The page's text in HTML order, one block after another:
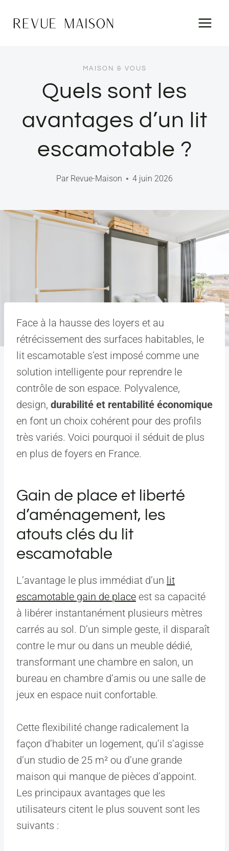
MAISON & VOUS
Quels sont les
avantages d’un lit
escamotable ?
Par Revue-Maison 4 juin 2026
Face à la hausse des loyers et au
rétrécissement des surfaces habitables, le
lit escamotable s’est imposé comme une
solution intelligente pour reprendre le
contrôle de son espace. Polyvalence,
design, durabilité et rentabilité économique
en font un choix cohérent pour des profils
très variés. Voici pourquoi il séduit de plus
en plus de foyers en France.
Gain de place et liberté
d’aménagement, les
atouts clés du lit
escamotable
L’avantage le plus immédiat d’un lit
escamotable gain de place est sa capacité
à libérer instantanément plusieurs mètres
carrés au sol. D’un simple geste, il disparaît
contre le mur ou dans un meuble dédié,
transformant une chambre en salon, un
bureau en chambre d’amis ou une salle de
jeux en espace nuit confortable.
Cette flexibilité change radicalement la
façon d’habiter un logement, qu’il s’agisse
d’un studio de 25 m² ou d’une grande
maison qui manque de pièces d’appoint.
Les principaux avantages que les
utilisateurs citent le plus souvent sont les
suivants :